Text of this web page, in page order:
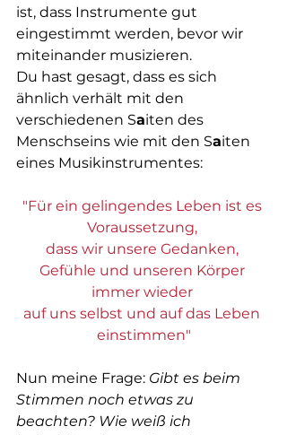
ist, dass Instrumente gut
eingestimmt werden, bevor wir
miteinander musizieren.
Du hast gesagt, dass es sich
ähnlich verhält mit den
verschiedenen Saiten des
Menschseins wie mit den Saiten
eines Musikinstrumentes:
"Für ein gelingendes Leben ist es
Voraussetzung,
dass wir unsere Gedanken,
Gefühle und unseren Körper
immer wieder
auf uns selbst und auf das Leben
einstimmen"
Nun meine Frage: Gibt es beim
Stimmen noch etwas zu
beachten? Wie weiß ich